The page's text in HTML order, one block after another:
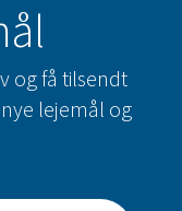
og få tilsendt
lejemål og